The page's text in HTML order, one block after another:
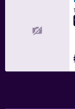
Gardırop veya